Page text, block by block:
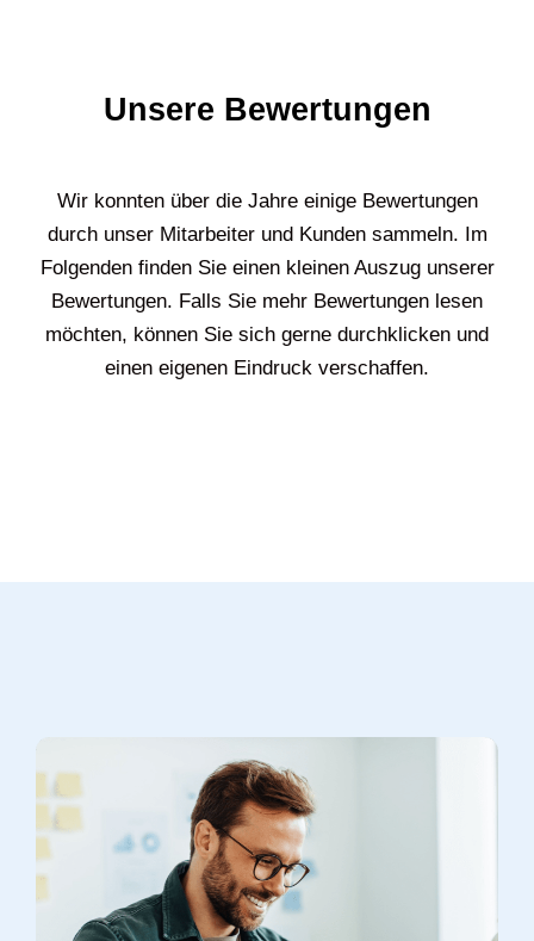
Unsere Bewertungen
Wir konnten über die Jahre einige Bewertungen
durch unser Mitarbeiter und Kunden sammeln. Im
Folgenden finden Sie einen kleinen Auszug unserer
Bewertungen. Falls Sie mehr Bewertungen lesen
möchten, können Sie sich gerne durchklicken und
einen eigenen Eindruck verschaffen.